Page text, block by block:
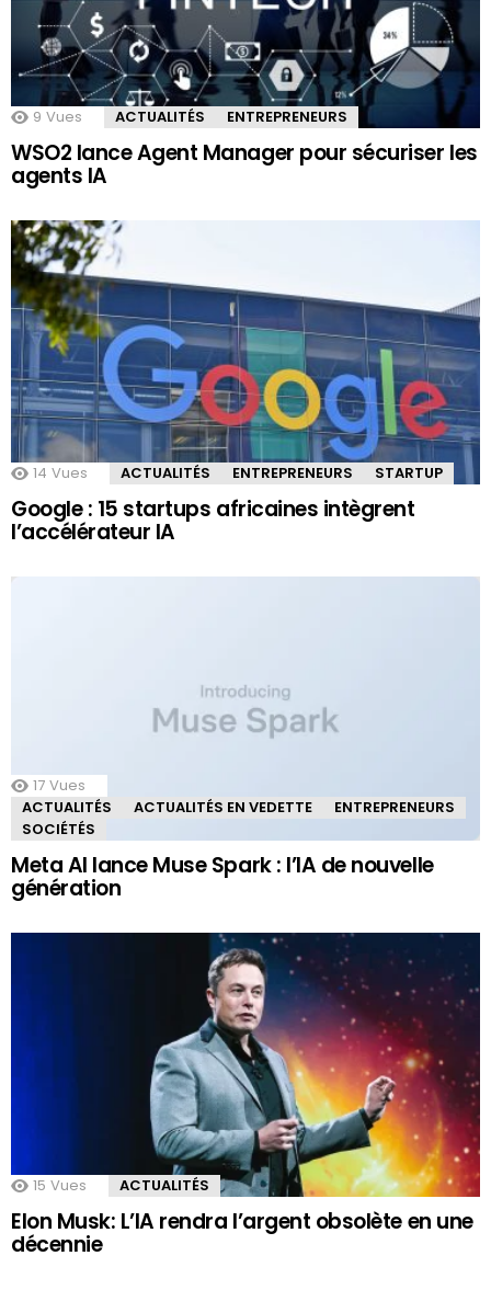
9 Vues ACTUALITÉS ENTREPRENEURS
WSO2 lance Agent Manager pour sécuriser les
agents IA
14 Vues ACTUALITÉS ENTREPRENEURS STARTUP
Google : 15 startups africaines intègrent
l’accélérateur IA
17 Vues
ACTUALITÉS
ACTUALITÉS EN VEDETTE
ENTREPRENEURS
SOCIÉTÉS
Meta AI lance Muse Spark : l’IA de nouvelle
génération
15 Vues ACTUALITÉS
Elon Musk: L’IA rendra l’argent obsolète en une
décennie